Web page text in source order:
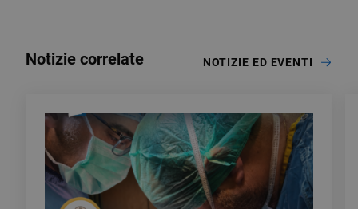
Notizie correlate NOTIZIE ED EVENTI